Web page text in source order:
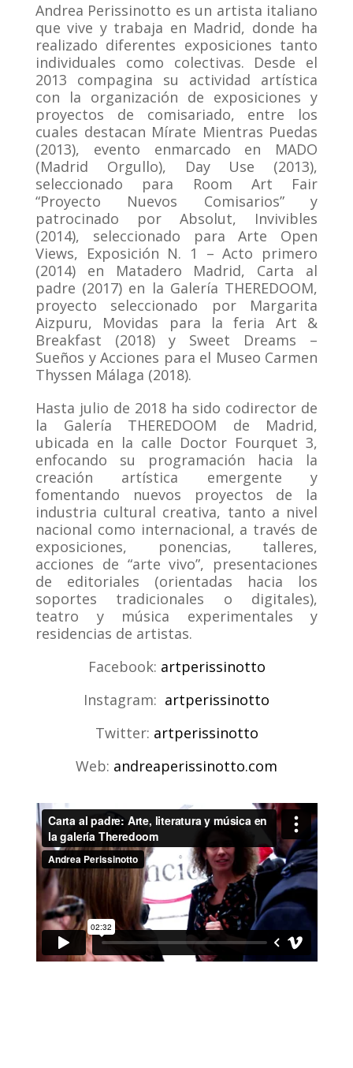
Andrea Perissinotto es un artista italiano
que vive y trabaja en Madrid, donde ha
realizado diferentes exposiciones tanto
individuales como colectivas. Desde el
2013 compagina su actividad artística
con la organización de exposiciones y
proyectos de comisariado, entre los
cuales destacan Mírate Mientras Puedas
(2013), evento enmarcado en MADO
(Madrid Orgullo), Day Use (2013),
seleccionado para Room Art Fair
“Proyecto Nuevos Comisarios” y
patrocinado por Absolut, Invivibles
(2014), seleccionado para Arte Open
Views, Exposición N. 1 – Acto primero
(2014) en Matadero Madrid, Carta al
padre (2017) en la Galería THEREDOOM,
proyecto seleccionado por Margarita
Aizpuru, Movidas para la feria Art &
Breakfast (2018) y Sweet Dreams –
Sueños y Acciones para el Museo Carmen
Thyssen Málaga (2018).
Hasta julio de 2018 ha sido codirector de
la Galería THEREDOOM de Madrid,
ubicada en la calle Doctor Fourquet 3,
enfocando su programación hacia la
creación artística emergente y
fomentando nuevos proyectos de la
industria cultural creativa, tanto a nivel
nacional como internacional, a través de
exposiciones, ponencias, talleres,
acciones de “arte vivo”, presentaciones
de editoriales (orientadas hacia los
soportes tradicionales o digitales),
teatro y música experimentales y
residencias de artistas.
Facebook: artperissinotto
Instagram: artperissinotto
Twitter: artperissinotto
Web: andreaperissinotto.com